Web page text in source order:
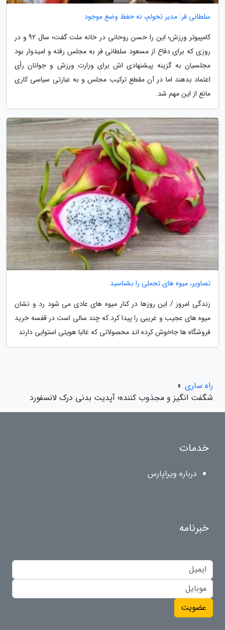
سلطانی فر: مدیر تحولم، نه حفظ وضع موجود
کامپیوتر ورزش؛ این را حسن روحانی در خانه ملت گفت؛ سال 92 و در
روزی که برای دفاع از مسعود سلطانی فر به مجلس رفته و امیدوار بود
مجلسیان به گزینه پیشنهادی اش برای وزارت ورزش و جوانان رأی
اعتماد بدهند اما در آن مقطع ترکیب مجلس و به عبارتی سیاسی کاری
مانع از این مهم شد.
تصاویر، میوه های تجملی را بشناسید
زندگی امروز / این روزها در کنار میوه های عادی می شود رد و نشان
میوه های عجیب و غریبی را پیدا کرد که چند سالی است در قفسه خرید
فروشگاه ها جاخوش کرده اند محصولاتی که غالبا هویتی استوایی دارند
راه ساری »
شگفت انگیز و مجذوب کننده؛ آپدیت بدنی درک لانسفورد
خدمات
درباره ویراپارس
خبرنامه
عضویت